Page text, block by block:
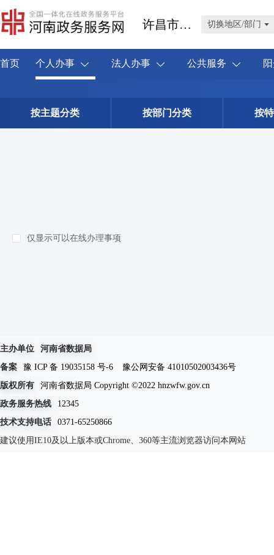
许昌市禹州市 切换地区/部门
首页 个人办事 法人办事 公共服务
按主题分类 按部门分类 按
仅显示可以在线办理事项
主办单位
河南省数据局
备案
豫 ICP 备 19035158 号-6
豫公网安备 41010502003436号
版权所有
河南省数据局 Copyright ©2022 hnzwfw.gov.cn
政务服务热线
12345
技术支持电话
0371-65250866
建议使用IE10及以上版本或Chrome、360等主流浏览器访问本网站